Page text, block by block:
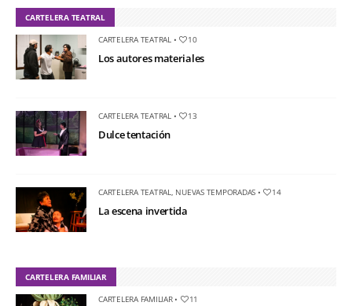
CARTELERA TEATRAL
CARTELERA TEATRAL• 10
Los autores materiales
CARTELERA TEATRAL• 13
Dulce tentación
CARTELERA TEATRAL, NUEVAS TEMPORADAS • 14
La escena invertida
CARTELERA FAMILIAR
CARTELERA FAMILIAR• 11